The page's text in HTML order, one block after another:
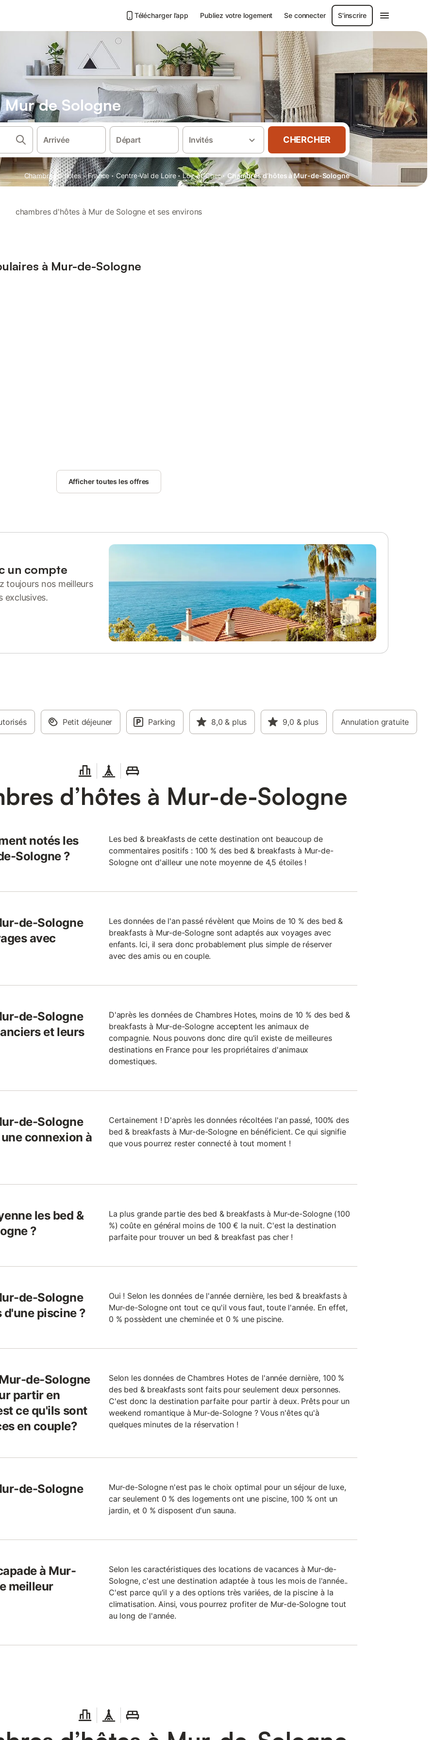
Télécharger l’app Publiez votre logement Se connecter S'inscrire
de Sologne
Arrivée Départ Invités CHERCHER
Chambres d'hôtes · France · Centre-Val de Loire · Loir-et-Cher · Chambres d’hôtes à Mur-de-Sologne
chambres d'hôtes à Mur de Sologne et ses environs
à Mur-de-Sologne
Afficher toutes les offres
un compte
toujours nos meilleurs
exclusives.
Petit déjeuner Parking 8,0 & plus 9,0 & plus Annulation gratuite
d’hôtes à Mur-de-Sologne
notés les
Sologne ?
Les bed & breakfasts de cette destination ont beaucoup de
commentaires positifs : 100 % des bed & breakfasts à Mur-de-
Sologne ont d'ailleur une note moyenne de 4,5 étoiles !
de-Sologne
avec
Les données de l'an passé révèlent que Moins de 10 % des bed &
breakfasts à Mur-de-Sologne sont adaptés aux voyages avec
enfants. Ici, il sera donc probablement plus simple de réserver
avec des amis ou en couple.
de-Sologne
et leurs
D'après les données de Chambres Hotes, moins de 10 % des bed &
breakfasts à Mur-de-Sologne acceptent les animaux de
compagnie. Nous pouvons donc dire qu'il existe de meilleures
destinations en France pour les propriétaires d'animaux
domestiques.
de-Sologne
connexion à
Certainement ! D'après les données récoltées l'an passé, 100% des
bed & breakfasts à Mur-de-Sologne en bénéficient. Ce qui signifie
que vous pourrez rester connecté à tout moment !
les bed &
?
La plus grande partie des bed & breakfasts à Mur-de-Sologne (100
%) coûte en général moins de 100 € la nuit. C'est la destination
parfaite pour trouver un bed & breakfast pas cher !
de-Sologne
piscine ?
Oui ! Selon les données de l'année dernière, les bed & breakfasts à
Mur-de-Sologne ont tout ce qu'il vous faut, toute l'année. En effet,
0 % possèdent une cheminée et 0 % une piscine.
de-Sologne
partir en
ce qu'ils sont
en couple?
Selon les données de Chambres Hotes de l'année dernière, 100 %
des bed & breakfasts sont faits pour seulement deux personnes.
C'est donc la destination parfaite pour partir à deux. Prêts pour un
weekend romantique à Mur-de-Sologne ? Vous n'êtes qu'à
quelques minutes de la réservation !
de-Sologne
Mur-de-Sologne n'est pas le choix optimal pour un séjour de luxe,
car seulement 0 % des logements ont une piscine, 100 % ont un
jardin, et 0 % disposent d'un sauna.
à Mur-
meilleur
Selon les caractéristiques des locations de vacances à Mur-de-
Sologne, c'est une destination adaptée à tous les mois de l'année..
C'est parce qu'il y a des options très variées, de la piscine à la
climatisation. Ainsi, vous pourrez profiter de Mur-de-Sologne tout
au long de l'année.